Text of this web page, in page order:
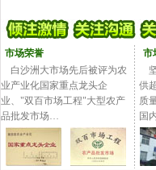
市场荣誉
市
白沙洲大市场先后被评为农
业产业化国家重点龙头企
业、"双百市场工程"大型农产
品批发市场…
供
质
国